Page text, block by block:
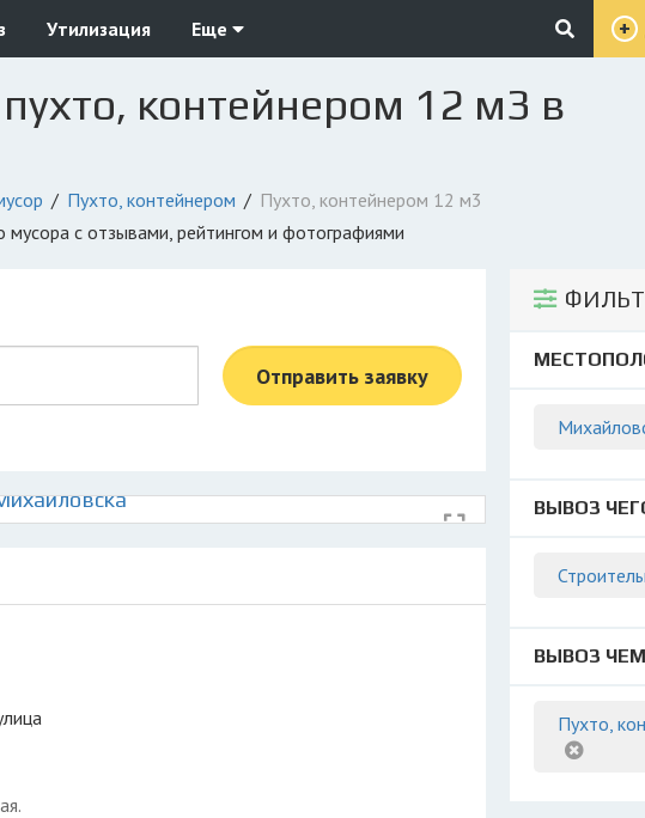
Утилизация Еще
контейнером 12 м3 в
Пухто, контейнером
Пухто, контейнером 12 м3
мусора с отзывами, рейтингом и фотографиями
ВЫВОЗ
ВЫВОЗ
Пухто,
Отправить заявку